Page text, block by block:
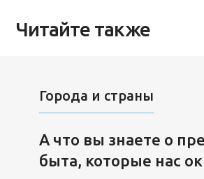
Читайте также
Города и страны
А что вы знаете о
быта, которые нас